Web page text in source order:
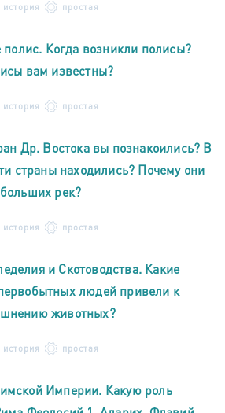
простая
полис. Когда возникли полисы?
вам известны?
простая
Др. Востока вы познакоились? В
страны находились? Почему они
рек?
простая
и Скотоводства. Какие
людей привели к
животных?
простая
Империи. Какую роль